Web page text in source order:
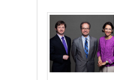
Médias